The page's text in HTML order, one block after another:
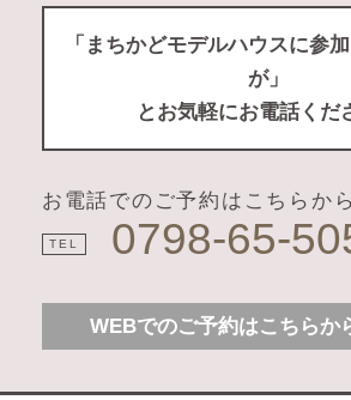
「まちかどモデルハウスに参
が」
とお気軽にお電話くだ
お電話でのご予約はこちらから
TEL 0798-65-
WEBでのご予約はこちらか